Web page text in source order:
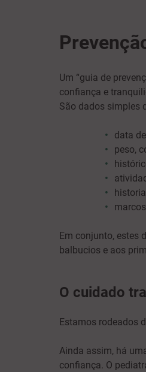
Um “guia de
confiança e
São dados simples
data
peso,
Em conjunto, estes
balbucios e aos
O cuidado
Estamos rodeados
Ainda assim, há
confiança. O